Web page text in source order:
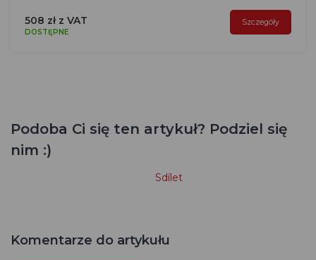
508 zł z VAT
DOSTĘPNE
Szczegóły
Podoba Ci się ten artykuł? Podziel się
nim :)
Sdílet
Komentarze do artykułu